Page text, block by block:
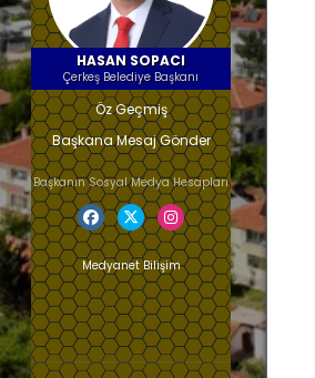
HASAN SOPACI
Çerkeş Belediye Başkanı
Öz Geçmiş
Başkana Mesaj Gönder
Başkanın Sosyal Medya Hesapları
Medyanet Bilişim